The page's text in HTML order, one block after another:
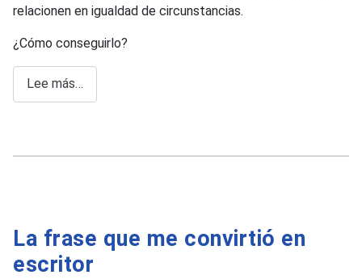
relacionen en igualdad de circunstancias.
¿Cómo conseguirlo?
Lee más…
La frase que me convirtió en
escritor